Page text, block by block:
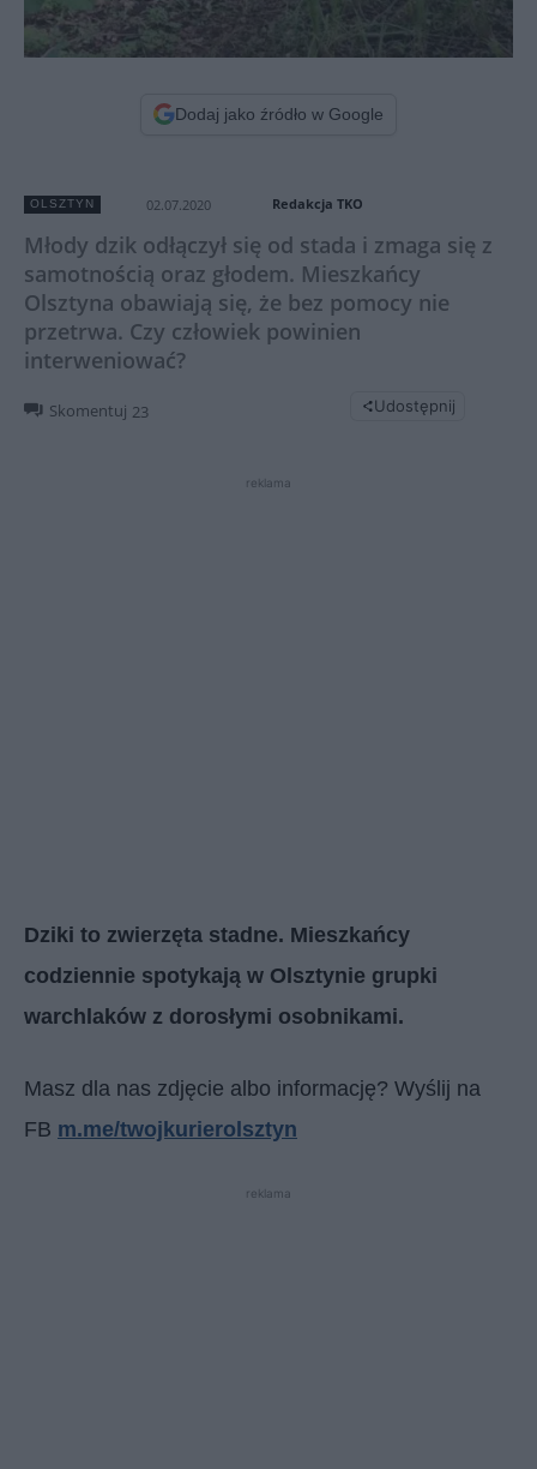
Dodaj jako źródło w Google
OLSZTYN 02.07.2020 Redakcja TKO
Młody dzik odłączył się od stada i zmaga się z
samotnością oraz głodem. Mieszkańcy
Olsztyna obawiają się, że bez pomocy nie
przetrwa. Czy człowiek powinien
interweniować?
Skomentuj 23 Udostępnij
reklama
Dziki to zwierzęta stadne. Mieszkańcy
codziennie spotykają w Olsztynie grupki
warchlaków z dorosłymi osobnikami.
Masz dla nas zdjęcie albo informację? Wyślij na
FB m.me/twojkurierolsztyn
reklama